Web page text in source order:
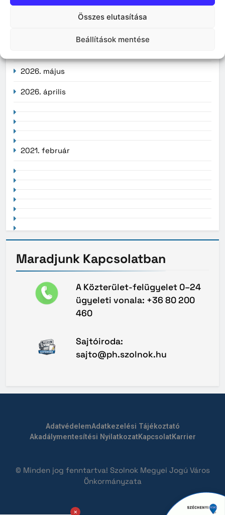
Összes elutasítása
Beállítások mentése
2026. május
2026. április
2021. február
Maradjunk Kapcsolatban
A Közterület-felügyelet 0–24
ügyeleti vonala: +36 80 200
460
Sajtóiroda:
sajto@ph.szolnok.hu
AdatvédelemAdatkezelési Tájékoztató
Akadálymentesítési NyilatkozatKapcsolatKarrier
© Minden jog fenntartva! Szolnok Megyei Jogú Város
Önkormányzata
×